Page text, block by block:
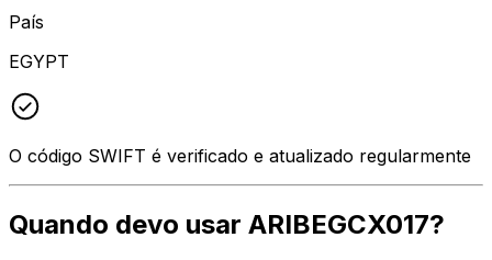
País
EGYPT
O código SWIFT é verificado e atualizado regularmente
Quando devo usar ARIBEGCX017?